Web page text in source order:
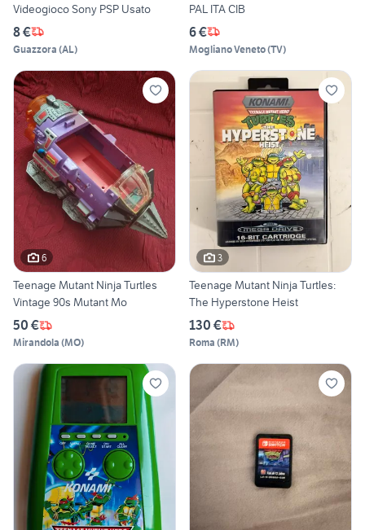
Videogioco Sony PSP Usato
8 €
Guazzora (AL)
PAL ITA CIB
6 €
Mogliano Veneto(TV)
6
Teenage Mutant Ninja Turtles
Vintage 90s Mutant Mo
50 €
Mirandola (MO)
3
Teenage Mutant Ninja Turtles:
The Hyperstone Heist
130 €
Roma (RM)